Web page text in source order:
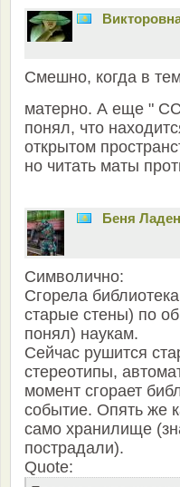
Смешно, когда в
матерно. А еще "
понял, что
открытом
но читать маты
Беня Ладен
Символично:
Сгорела
старые стены) по
понял) наукам.
Сейчас рушится
стереотипы,
момент сгорает
событие. Опять же
само хранилище
пострадали).
Quote: